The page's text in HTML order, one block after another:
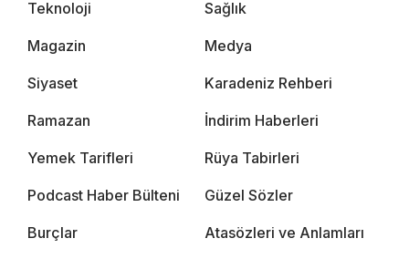
Teknoloji Sağlık
Magazin Medya
Siyaset Karadeniz Rehberi
Ramazan İndirim Haberleri
Yemek Tarifleri Rüya Tabirleri
Podcast Haber Bülteni Güzel Sözler
Burçlar Atasözleri ve Anlamları